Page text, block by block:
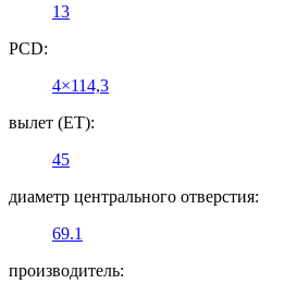
13
PCD:
4×114,3
вылет (ET):
45
диаметр центрального отверстия:
69.1
производитель: